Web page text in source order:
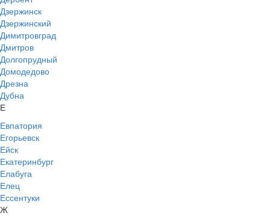
Дзержинск
Дзержинский
Димитровград
Дмитров
Долгопрудный
Домодедово
Дрезна
Дубна
Е
Евпатория
Егорьевск
Ейск
Екатеринбург
Елабуга
Елец
Ессентуки
Ж